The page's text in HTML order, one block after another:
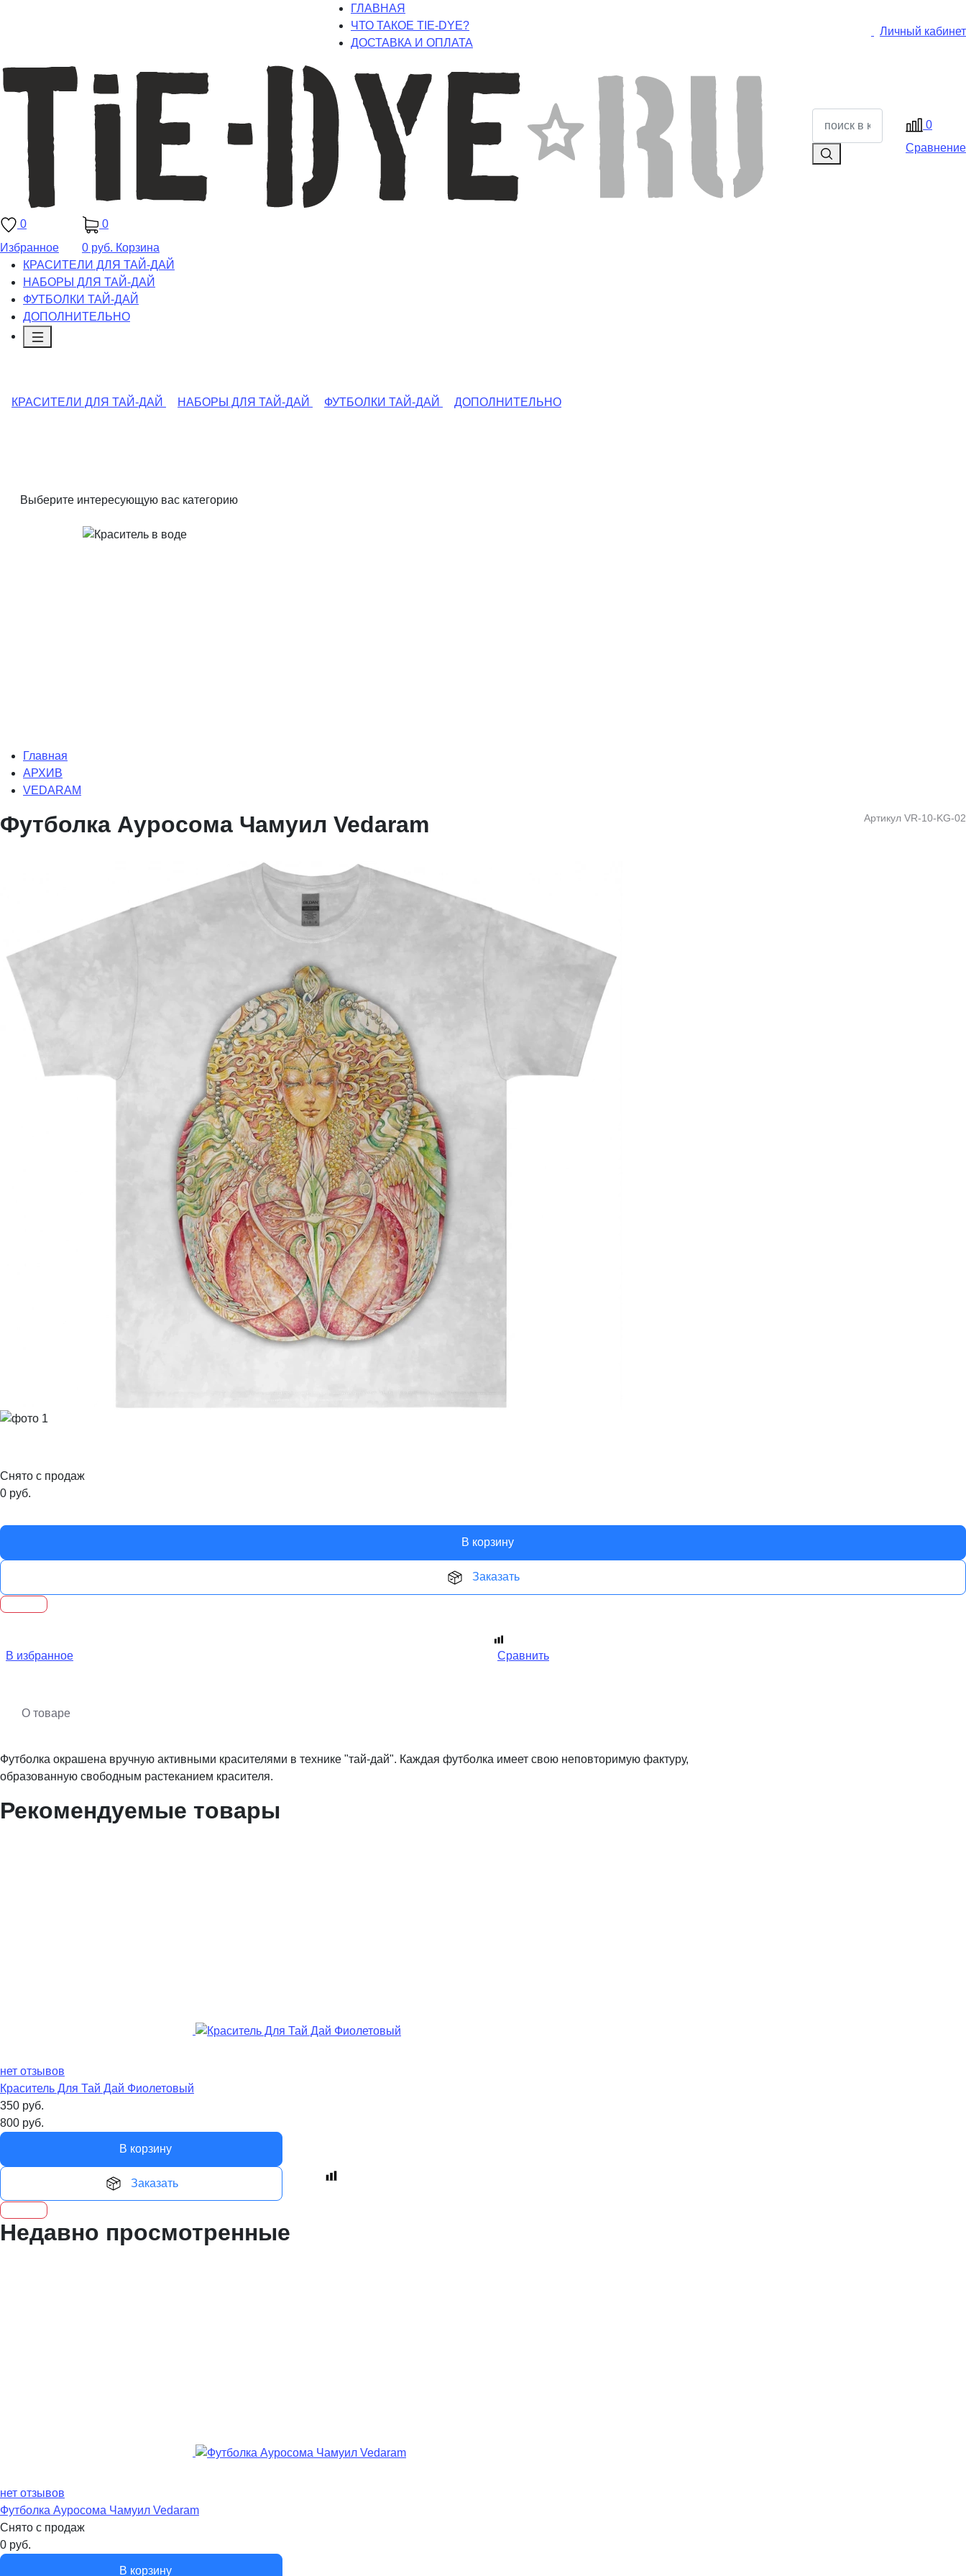
ГЛАВНАЯ
ЧТО ТАКОЕ TIE-DYE?
ДОСТАВКА И ОПЛАТА
Личный кабинет
0
Сравнение
0
Избранное
0
0 руб. Корзина
КРАСИТЕЛИ ДЛЯ ТАЙ-ДАЙ
НАБОРЫ ДЛЯ ТАЙ-ДАЙ
ФУТБОЛКИ ТАЙ-ДАЙ
ДОПОЛНИТЕЛЬНО
КРАСИТЕЛИ ДЛЯ ТАЙ-ДАЙ НАБОРЫ ДЛЯ ТАЙ-ДАЙ ФУТБОЛКИ ТАЙ-ДАЙ ДОПОЛНИТЕЛЬНО
Выберите интересующую вас категорию
Главная
АРХИВ
VEDARAM
Артикул VR-10-KG-02
Футболка Ауросома Чамуил Vedaram
Снято с продаж
0 руб.
В корзину
Заказать
В избранное Сравнить
О товаре
Футболка окрашена вручную активными красителями в технике "тай-дай". Каждая футболка имеет свою неповторимую фактуру,
образованную свободным растеканием красителя.
Рекомендуемые товары
нет отзывов
Краситель Для Тай Дай Фиолетовый
350 руб.
800 руб.
В корзину
Заказать
Недавно просмотренные
нет отзывов
Футболка Ауросома Чамуил Vedaram
Снято с продаж
0 руб.
В корзину